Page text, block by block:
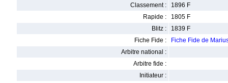
Classement :
1896 F
Rapide :
1805 F
Blitz :
1839 F
Fiche Fide :
Fiche Fide de
Arbitre national :
Arbitre fide :
Initiateur :